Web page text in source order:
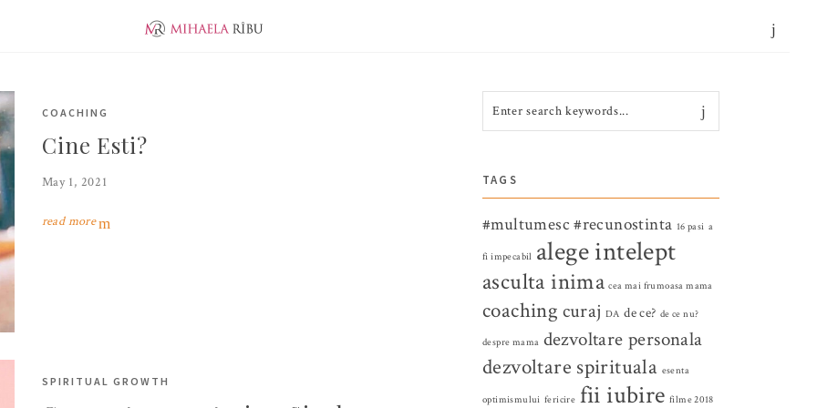
EVOLUTION JUNIOR PUBLISHER
COACHING
Cine Esti?
May 1, 2021
read more
SPIRITUAL GROWTH
TAGS
#multumesc #recunostinta 16 pasi a
fi impecabil alege intelept
asculta inima cea mai frumoasa mama
coaching curaj DA de ce? de ce nu?
despre mama dezvoltare personala
dezvoltare spirituala esenta
optimismului fericire fii iubire filme 2018